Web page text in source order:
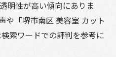
明性が高い傾向にありま
や「堺市南区 美容室 カット
索ワードでの評判を参考に